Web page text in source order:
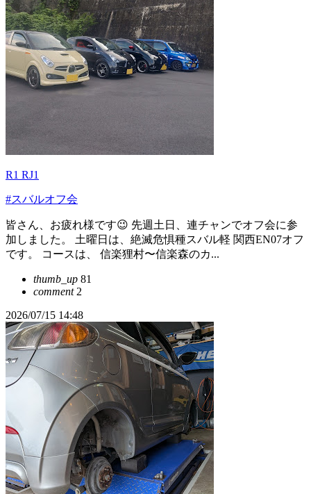
R1 RJ1
#スバルオフ会
皆さん、お疲れ様です😉 先週土日、連チャンでオフ会に参
加しました。 土曜日は、絶滅危惧種スバル軽 関西EN07オフ
です。 コースは、 信楽狸村〜信楽森のカ...
thumb_up 81
comment2
2026/07/15 14:48